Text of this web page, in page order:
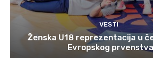
VESTI
Ženska U18 reprezentacija u
Evropskog prvenstva